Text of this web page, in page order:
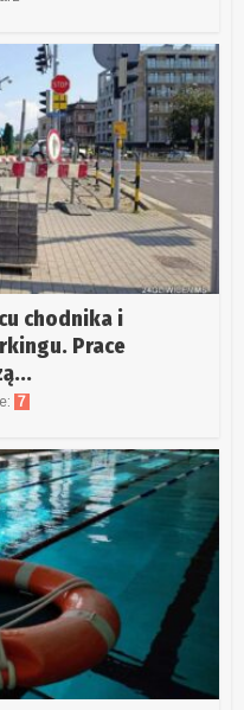
chodnika i
Prace
7